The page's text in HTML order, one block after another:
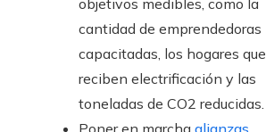
objetivos medibles, como la
cantidad de emprendedoras
capacitadas, los hogares que
reciben electrificación y las
toneladas de CO2 reducidas.